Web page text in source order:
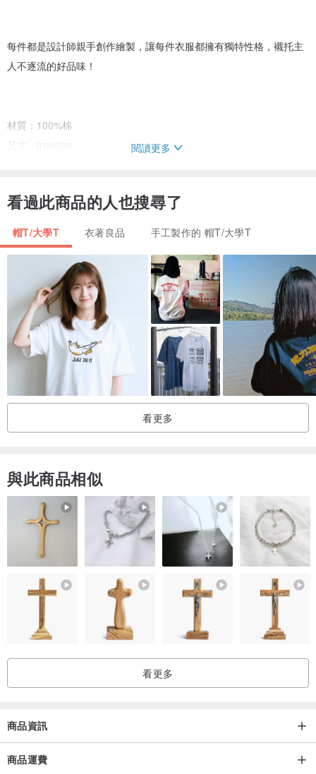
每件都是設計師親手創作繪製，讓每件衣服都擁有獨特性格，襯托主
人不逐流的好品味！
材質：100%棉
尺寸：freesize
袖長：53cm
Made in Taiwan
每件咻咻手繪商品皆為設計師一件一件繪製。用獨一無二的色彩組
合，完整呈現我們的品牌精神：ART TO WEAR
我們採用專業的紡織用顏料，每件作品皆經過測試、洗滌與固色處
理。可以機洗，特殊顏料染在長時間的洗滌下，會有些微色落現象，
更讓獨一無二的商品有著個人化的性格。
We use fabric-dye to create our one of kind hand-painted products.
By hand making each unique piece one at a time, we believe our
product is the realization of our brand philosophy: Art To Wear.
on the rack. All our products are made durable for machine-wash,
it's owner.
閱讀更多
看過此商品的人也搜尋了
帽T/大學T 衣著良品 手工製作的 帽T/大學T
看更多
與此商品相似
看更多
商品資訊
商品運費